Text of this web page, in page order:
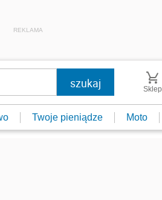
REKLAMA
Sklep
Twoje pieniądze Moto